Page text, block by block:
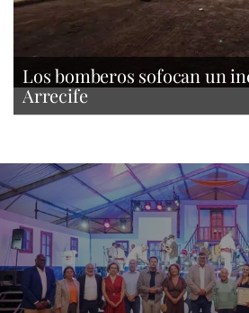
Los bomberos sofocan un
Arrecife